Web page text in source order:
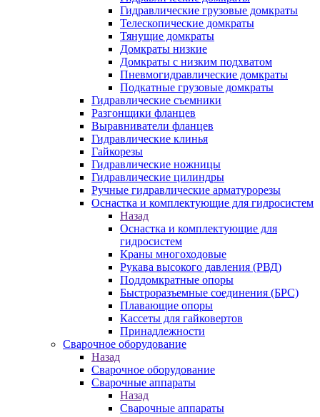
Гидравлические грузовые домкраты
Телескопические домкраты
Тянущие домкраты
Домкраты низкие
Домкраты с низким подхватом
Пневмогидравлические домкраты
Подкатные грузовые домкраты
Гидравлические съемники
Разгонщики фланцев
Выравниватели фланцев
Гидравлические клинья
Гайкорезы
Гидравлические ножницы
Гидравлические цилиндры
Ручные гидравлические арматурорезы
Оснастка и комплектующие для гидросистем
Назад
Оснастка и комплектующие для
гидросистем
Краны многоходовые
Рукава высокого давления (РВД)
Поддомкратные опоры
Быстроразъемные соединения (БРС)
Плавающие опоры
Кассеты для гайковертов
Принадлежности
Сварочное оборудование
Назад
Сварочное оборудование
Сварочные аппараты
Назад
Сварочные аппараты